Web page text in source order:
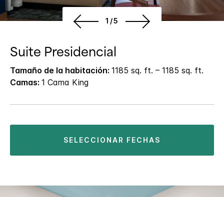
1/5
Suite Presidencial
Tamaño de la habitación: 1185 sq. ft. – 1185 sq. ft.
Camas: 1 Cama King
SELECCIONAR FECHAS